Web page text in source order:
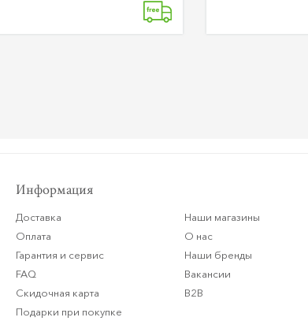
Информация
Доставка
Оплата
Гарантия и сервис
FAQ
Скидочная карта
Подарки при покупке
Наши магазины
О нас
Наши бренды
Вакансии
B2B